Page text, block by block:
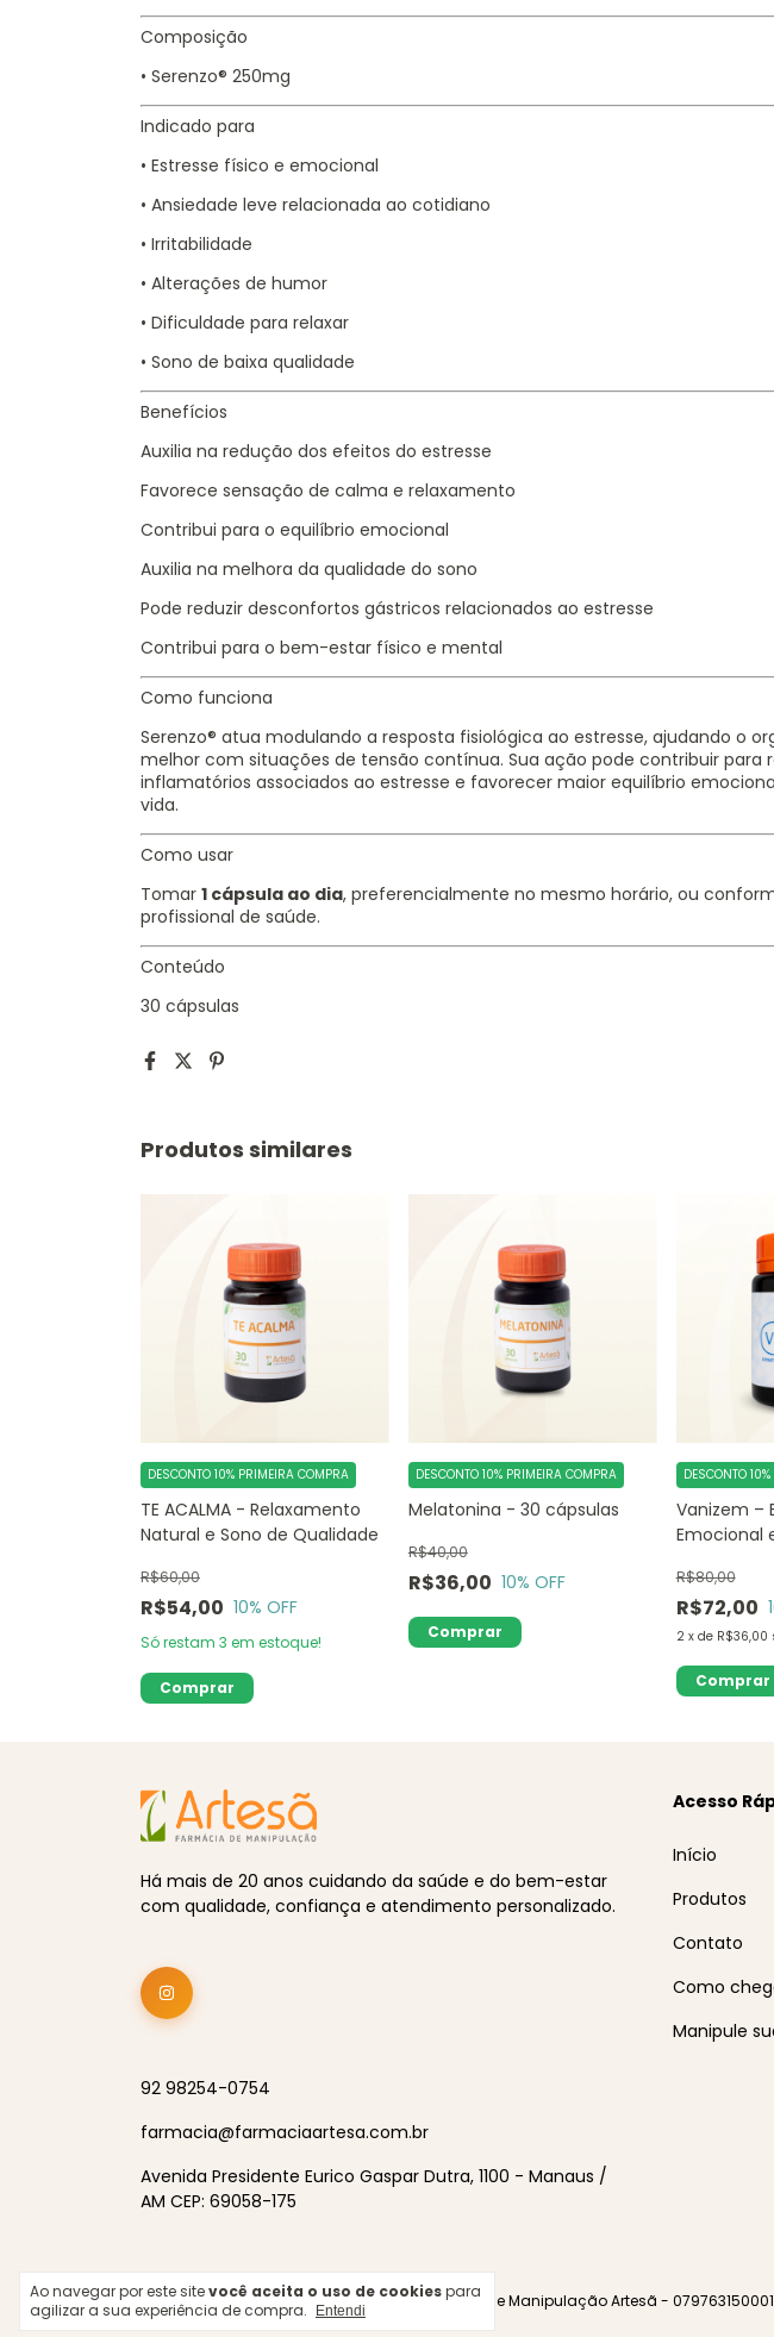
Ao navegar por este sitevocê aceita o uso de cookiespara
agilizar a sua experiência de compra.
Entendi
Composição
• Serenzo® 250mg
Indicado para
• Estresse físico e emocional
• Ansiedade leve relacionada ao cotidiano
• Irritabilidade
• Alterações de humor
• Dificuldade para relaxar
• Sono de baixa qualidade
Benefícios
Auxilia na redução dos efeitos do estresse
Favorece sensação de calma e relaxamento
Contribui para o equilíbrio emocional
Auxilia na melhora da qualidade do sono
Pode reduzir desconfortos gástricos relacionados ao estresse
Contribui para o bem-estar físico e mental
Como funciona
Serenzo® atua modulando a resposta fisiológica ao estresse, ajudando o
melhor com situações de tensão contínua. Sua ação pode contribuir para
inflamatórios associados ao estresse e favorecer maior equilíbrio
vida.
Como usar
Tomar 1 cápsula ao dia, preferencialmente no mesmo horário, ou
profissional de saúde.
Conteúdo
30 cápsulas
Produtos similares
TE ACALMA - Relaxamento
Natural e Sono de Qualidade
R$54,00
R$60,00
10% OFF
DESCONTO 10% PRIMEIRA COMPRA
Só restam 3 em estoque!
Melatonina - 30 cápsulas
R$36,00
R$40,00
10% OFF
DESCONTO 10% PRIMEIRA COMPRA
Vanizem –
Emocional
R$72,00
R$80,00
2 x de R$36,00
DESCONTO
Há mais de 20 anos cuidando da saúde e do bem-estar
com qualidade, confiança e atendimento personalizado.
92 98254-0754
farmacia@farmaciaartesa.com.br
Avenida Presidente Eurico Gaspar Dutra, 1100 - Manaus /
AM CEP: 69058-175
Acesso
Início
Produtos
Contato
Como
Manipule
Copyright Farmácia de Manipulação Artesã -